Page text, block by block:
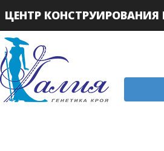
ЦЕНТР